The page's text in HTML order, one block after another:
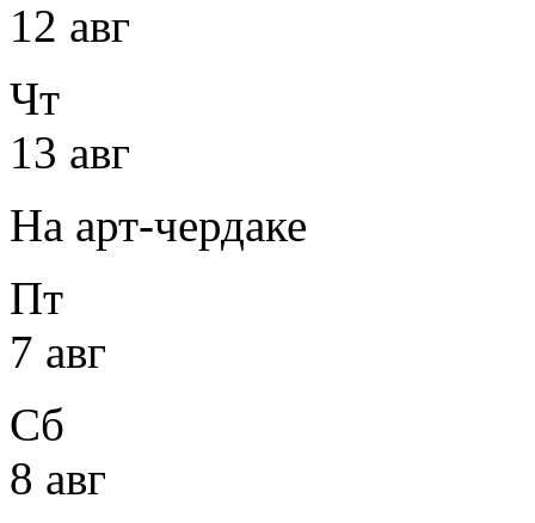
12 авг
Чт
13 авг
На арт-чердаке
Пт
7 авг
Сб
8 авг